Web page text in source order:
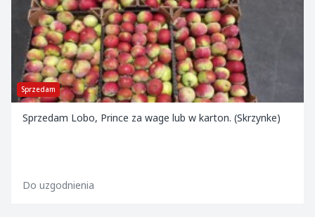
Sprzedam
Sprzedam Lobo, Prince za wage lub w karton. (Skrzynke)
Do uzgodnienia